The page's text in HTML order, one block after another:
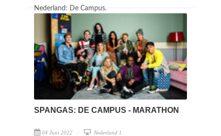
Nederland: De Campus.
SPANGAS: DE CAMPUS - MARATHON
04 Juni 2022 Nederland 1